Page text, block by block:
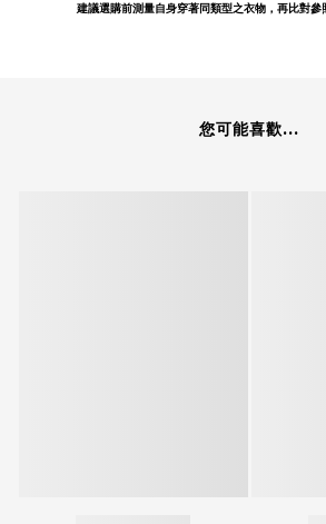
建議選購前測量自身穿著同類型之衣物，再比對參
您可能喜歡...